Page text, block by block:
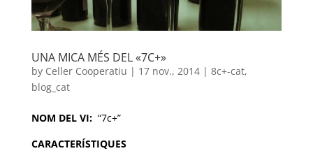
UNA MICA MÉS DEL «7C+»
by Celler Cooperatiu | 17 nov., 2014| 8c+-cat,
blog_cat
NOM DEL VI: “7c+”
CARACTERÍSTIQUES